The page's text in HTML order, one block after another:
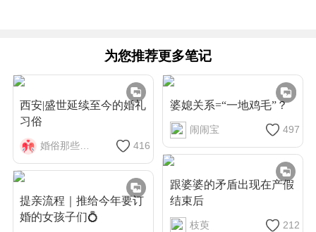
为您推荐更多笔记
西安|盛世延续至今的婚礼
习俗
婚俗那些事儿 416
提亲流程｜推给今年要订
婚的女孩子们💍
婆媳关系=“一地鸡毛”？
闹闹宝 497
跟婆婆的矛盾出现在产假
结束后
枝萸 212